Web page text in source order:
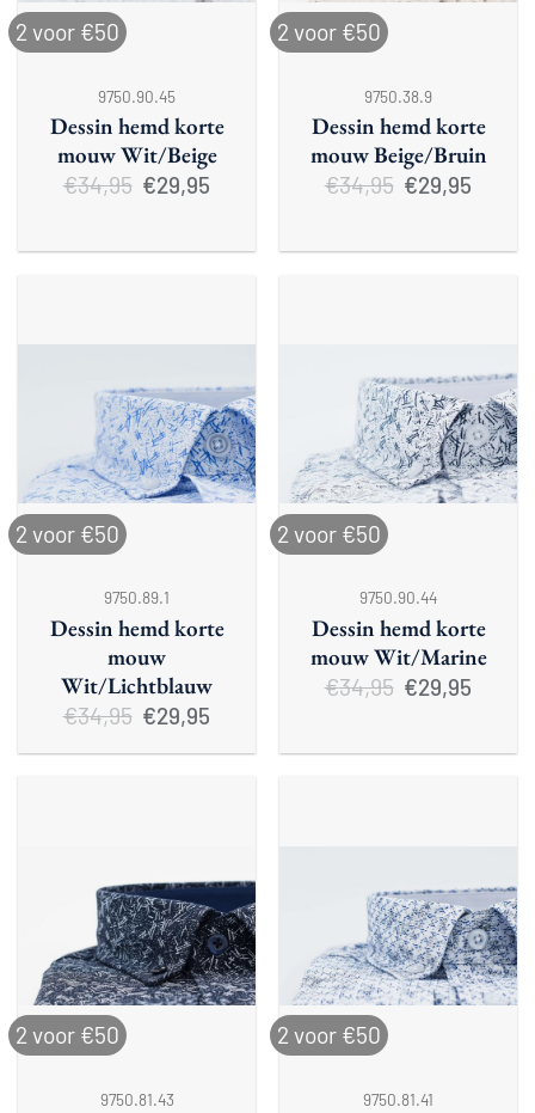
2 voor €50
9750.90.45
Dessin hemd korte
mouw Wit/Beige
€34,95 Oorspronkelijke
prijs
€29,95
2 voor €50
9750.38.9
Dessin hemd korte
mouw Beige/Bruin
€34,95 Oorspronkelijke
prijs
€29,95
2 voor €50
9750.89.1
Dessin hemd korte
mouw
Wit/Lichtblauw
€34,95 Oorspronkelijke
prijs
€34,95.
€29,95
€29,95.
2 voor €50
9750.90.44
Dessin hemd korte
mouw Wit/Marine
€34,95 Oorspronkelijke
prijs
€29,95
2 voor €50
9750.81.43
2 voor €50
9750.81.41